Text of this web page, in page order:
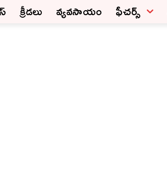
క్రీడలు వ్యవసాయం ఫీచ‌ర్స్ ‌